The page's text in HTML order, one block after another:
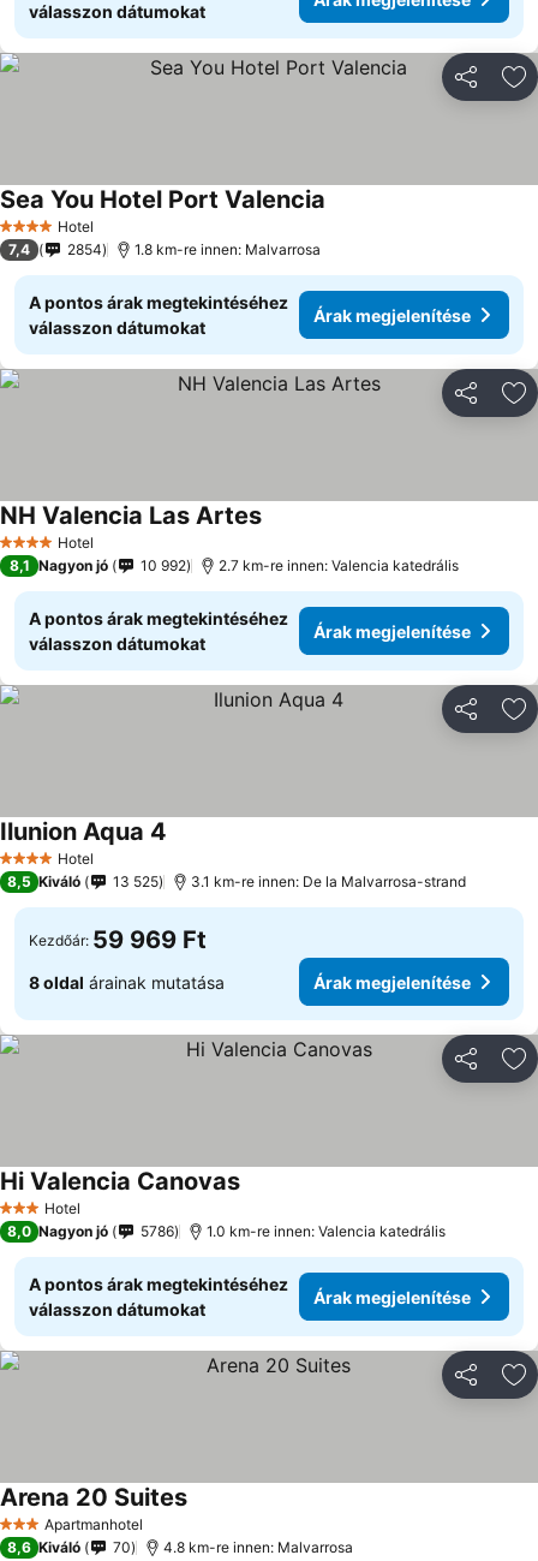
válasszon dátumokat
4 KategóriaHotel
Sea You Hotel Port Valencia
7,4 2854 1.8 km-re innen: Malvarrosa
A pontos árak megtekintéséhez
válasszon dátumokat
Árak megjelenítése
4 KategóriaHotel
NH Valencia Las Artes
8,1 Nagyon jó 10 992 2.7 km-re innen: Valencia katedrális
A pontos árak megtekintéséhez
válasszon dátumokat
Árak megjelenítése
4 KategóriaHotel
Ilunion Aqua 4
8,5 Kiváló 13 525 3.1 km-re innen: De la Malvarrosa-strand
Kezdőár: 59 969 Ft
8 oldal árainak mutatása Árak megjelenítése
3 Kategória
Hotel
Hi Valencia Canovas
8,0 Nagyon jó 5786 1.0 km-re innen: Valencia katedrális
A pontos árak megtekintéséhez
válasszon dátumokat
Árak megjelenítése
3 KategóriaApartmanhotel
Arena 20 Suites
8,6 Kiváló 70 4.8 km-re innen: Malvarrosa